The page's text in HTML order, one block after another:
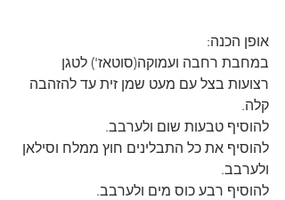
אופן הכנה:
במחבת רחבה ועמוקה(סוטאז') לטגן
רצועות בצל עם מעט שמן זית עד להזהבה
קלה.
להוסיף טבעות שום ולערבב.
להוסיף את כל התבלינים חוץ ממלח וסילאן
ולערבב.
להוסיף רבע כוס מים ולערבב.